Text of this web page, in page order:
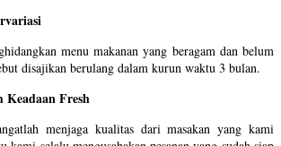
menu makanan yang beragam dan belum
disajikan berulang dalam kurun waktu 3 bulan.
Fresh
menjaga kualitas dari masakan yang kami